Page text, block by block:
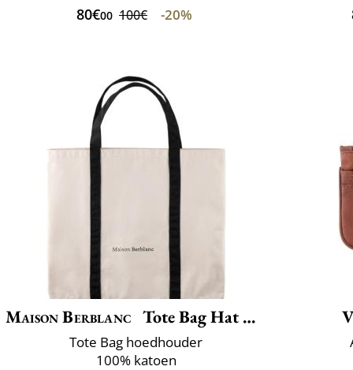
80€00 100€ -20%
Maison Berblanc Tote Bag Hat Holder
Tote Bag hoedhouder
100% katoen